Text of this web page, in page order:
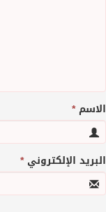
الاسم*
البريد الإلكتروني*